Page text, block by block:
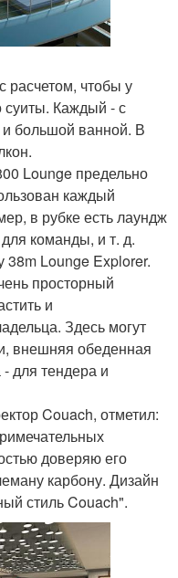
расчетом, чтобы у
суиты. Каждый - с
большой ванной. В
Lounge предельно
каждый
в рубке есть лаундж
команды, и т. д.
38m Lounge Explorer.
просторный
и
Здесь могут
внешняя обеденная
для тендера и
Couach, отметил:
доверяю его
карбону. Дизайн
стиль Couach".